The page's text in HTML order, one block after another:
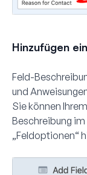
Hinzufügen
Feld-
und
Sie können
Beschreibung im
„Feldoptionen“